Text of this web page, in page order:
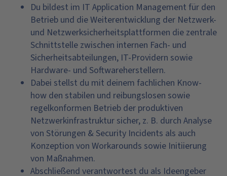
Du bildest im IT Application Management für den
Betrieb und die Weiterentwicklung der Netzwerk-
und Netzwerksicherheitsplattformen die zentrale
Schnittstelle zwischen internen Fach- und
Sicherheitsabteilungen, IT-Providern sowie
Hardware- und Softwareherstellern.
Dabei stellst du mit deinem fachlichen Know-
how den stabilen und reibungslosen sowie
regelkonformen Betrieb der produktiven
Netzwerkinfrastruktur sicher, z. B. durch Analyse
von Störungen & Security Incidents als auch
Konzeption von Workarounds sowie Initiierung
von Maßnahmen.
Abschließend verantwortest du als Ideengeber